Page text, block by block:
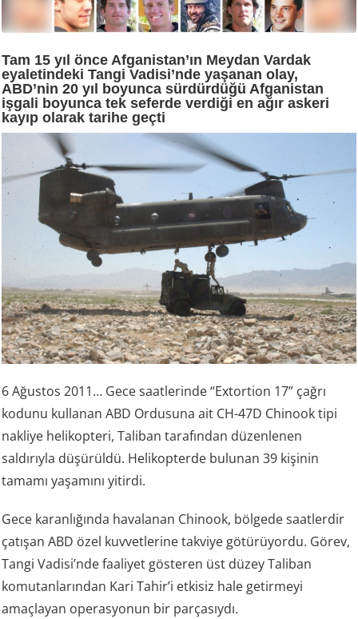
Tam 15 yıl önce Afganistan’ın Meydan Vardak
eyaletindeki Tangi Vadisi’nde yaşanan olay,
ABD’nin 20 yıl boyunca sürdürdüğü Afganistan
işgali boyunca tek seferde verdiği en ağır askeri
kayıp olarak tarihe geçti
6 Ağustos 2011… Gece saatlerinde “Extortion 17” çağrı
kodunu kullanan ABD Ordusuna ait CH-47D Chinook tipi
nakliye helikopteri, Taliban tarafından düzenlenen
saldırıyla düşürüldü. Helikopterde bulunan 39 kişinin
tamamı yaşamını yitirdi.
Gece karanlığında havalanan Chinook, bölgede saatlerdir
çatışan ABD özel kuvvetlerine takviye götürüyordu. Görev,
Tangi Vadisi’nde faaliyet gösteren üst düzey Taliban
komutanlarından Kari Tahir’i etkisiz hale getirmeyi
amaçlayan operasyonun bir parçasıydı.